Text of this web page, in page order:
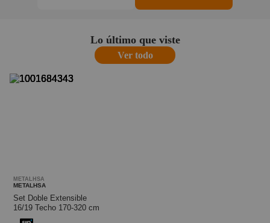
Lo último que viste
Ver todo
METALHSA
METALHSA
Set Doble Extensible
16/19 Techo 170-320 cm
Café Cónico